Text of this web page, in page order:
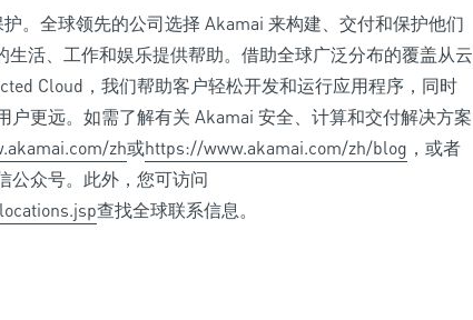
。全球领先的公司选择 Akamai 来构建、交付和保护他们
活、工作和娱乐提供帮助。借助全球广泛分布的覆盖从云
Cloud，我们帮助客户轻松开发和运行应用程序，同时
户更远。如需了解有关 Akamai 安全、计算和交付解决方案
zh或https://www.akamai.com/zh/blog ，或者
公众号。此外，您可访问
查找全球联系信息。